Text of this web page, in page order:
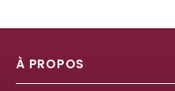
À PROPOS